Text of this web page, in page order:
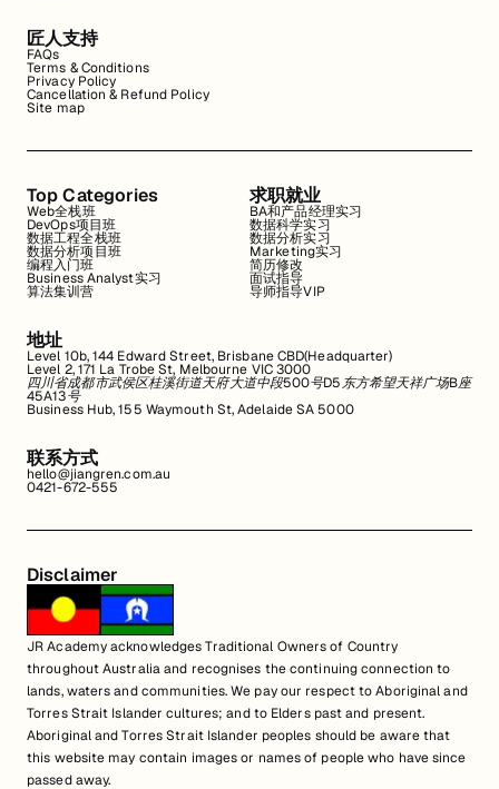
匠人支持
FAQs
Terms & Conditions
Privacy Policy
Cancellation & Refund Policy
Site map
Top Categories
Web全栈班
DevOps项目班
数据工程全栈班
数据分析项目班
编程入门班
Business Analyst实习
算法集训营
求职就业
BA和产品经理实习
数据科学实习
数据分析实习
Marketing实习
简历修改
面试指导
导师指导VIP
地址
Level 10b, 144 Edward Street, Brisbane CBD(Headquarter)
Level 2, 171 La Trobe St, Melbourne VIC 3000
四川省成都市武侯区桂溪街道天府大道中段500号D5东方希望天祥广场B座
45A13号
Business Hub, 155 Waymouth St, Adelaide SA 5000
联系方式
hello@jiangren.com.au
0421-672-555
Disclaimer
JR Academy acknowledges Traditional Owners of Country
throughout Australia and recognises the continuing connection to
lands, waters and communities. We pay our respect to Aboriginal and
Torres Strait Islander cultures; and to Elders past and present.
Aboriginal and Torres Strait Islander peoples should be aware that
this website may contain images or names of people who have since
passed away.